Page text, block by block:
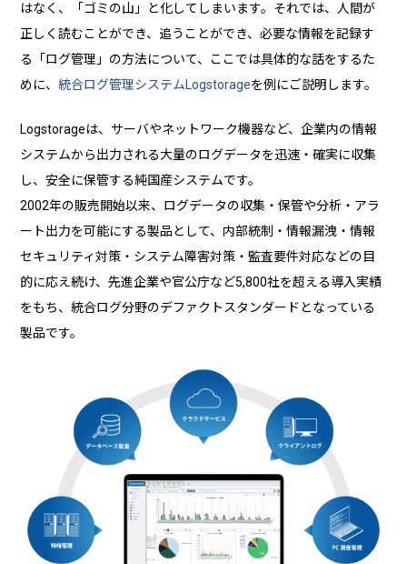
はなく、「ゴミの山」と化してしまいます。それでは、人間が
正しく読むことができ、追うことができ、必要な情報を記録す
る「ログ管理」の方法について、ここでは具体的な話をするた
めに、統合ログ管理システムLogstorageを例にご説明します。
Logstorageは、サーバやネットワーク機器など、企業内の情報
システムから出力される大量のログデータを迅速・確実に収集
し、安全に保管する純国産システムです。
2002年の販売開始以来、ログデータの収集・保管や分析・アラ
ート出力を可能にする製品として、内部統制・情報漏洩・情報
セキュリティ対策・システム障害対策・監査要件対応などの目
的に応え続け、先進企業や官公庁など5,800社を超える導入実績
をもち、統合ログ分野のデファクトスタンダードとなっている
製品です。